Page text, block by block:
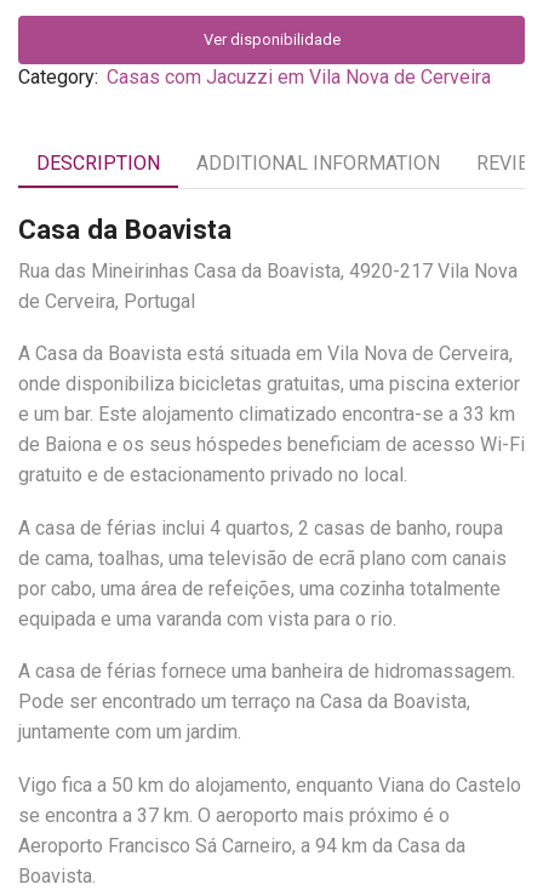
Ver disponibilidade
Category: Casas com Jacuzzi em Vila Nova de Cerveira
DESCRIPTION ADDITIONAL INFORMATION
Casa da Boavista
Rua das Mineirinhas Casa da Boavista, 4920-217 Vila Nova
de Cerveira, Portugal
A Casa da Boavista está situada em Vila Nova de Cerveira,
onde disponibiliza bicicletas gratuitas, uma piscina exterior
e um bar. Este alojamento climatizado encontra-se a 33 km
de Baiona e os seus hóspedes beneficiam de acesso Wi-Fi
gratuito e de estacionamento privado no local.
A casa de férias inclui 4 quartos, 2 casas de banho, roupa
de cama, toalhas, uma televisão de ecrã plano com canais
por cabo, uma área de refeições, uma cozinha totalmente
equipada e uma varanda com vista para o rio.
A casa de férias fornece uma banheira de hidromassagem.
Pode ser encontrado um terraço na Casa da Boavista,
juntamente com um jardim.
Vigo fica a 50 km do alojamento, enquanto Viana do Castelo
se encontra a 37 km. O aeroporto mais próximo é o
Aeroporto Francisco Sá Carneiro, a 94 km da Casa da
Boavista.